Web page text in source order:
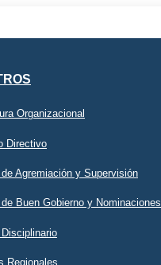
Organizacional
Directivo
Agremiación y Supervisión
Buen Gobierno y Nominaciones
Regionales